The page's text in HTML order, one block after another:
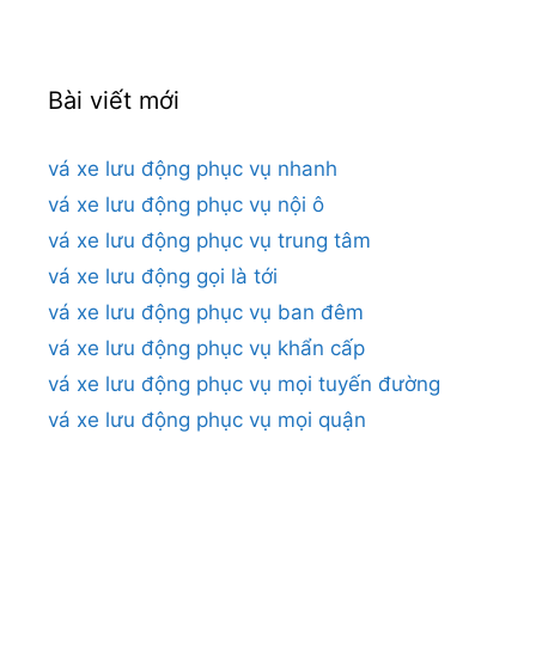
Bài viết mới
vá xe lưu động phục vụ nhanh
vá xe lưu động phục vụ nội ô
vá xe lưu động phục vụ trung tâm
vá xe lưu động gọi là tới
vá xe lưu động phục vụ ban đêm
vá xe lưu động phục vụ khẩn cấp
vá xe lưu động phục vụ mọi tuyến đường
vá xe lưu động phục vụ mọi quận